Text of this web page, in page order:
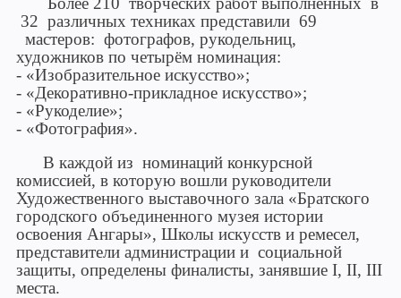
32 различных техниках представили 69
мастеров: фотографов, рукодельниц,
художников по четырём номинация:
- «Изобразительное искусство»;
- «Декоративно-прикладное искусство»;
- «Рукоделие»;
- «Фотография».
В каждой из номинаций конкурсной
комиссией, в которую вошли руководители
Художественного выставочного зала «Братского
городского объединенного музея истории
освоения Ангары», Школы искусств и ремесел,
представители администрации и социальной
защиты, определены финалисты, занявшие I, II, III
места.